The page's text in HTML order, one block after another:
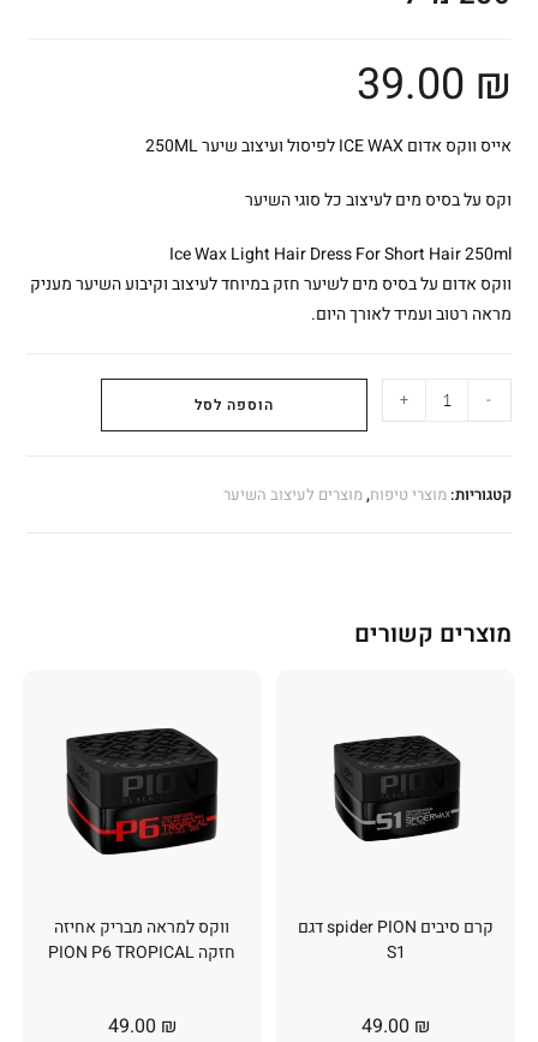
39.00 ₪
אייס ווקס אדום ICE WAX לפיסול ועיצוב שיער 250ML
וקס על בסיס מים לעיצוב כל סוגי השיער
Ice Wax Light Hair Dress For Short Hair 250ml
ווקס אדום על בסיס מים לשיער חזק במיוחד לעיצוב וקיבוע השיער מעניק
מראה רטוב ועמיד לאורך היום.
-
+ הוספה לסל
קטגוריות:מוצרי טיפוח,מוצרים לעיצוב השיער
מוצרים קשורים
ווקס למראה מבריק אחיזה
חזקה PION P6 TROPICAL
49.00 ₪
קרם סיבים spider PION דגם
S1
49.00 ₪